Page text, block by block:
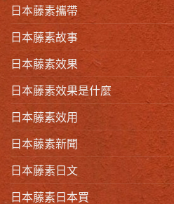
日本藤素攜帶
日本藤素故事
日本藤素效果
日本藤素效果是什麼
日本藤素效用
日本藤素新聞
日本藤素日文
日本藤素日本買